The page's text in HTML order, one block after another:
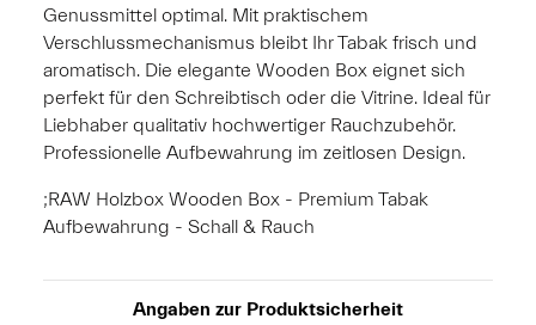
Genussmittel optimal. Mit praktischem
Verschlussmechanismus bleibt Ihr Tabak frisch und
aromatisch. Die elegante Wooden Box eignet sich
perfekt für den Schreibtisch oder die Vitrine. Ideal für
Liebhaber qualitativ hochwertiger Rauchzubehör.
Professionelle Aufbewahrung im zeitlosen Design.
;RAW Holzbox Wooden Box - Premium Tabak
Aufbewahrung - Schall & Rauch
Angaben zur Produktsicherheit